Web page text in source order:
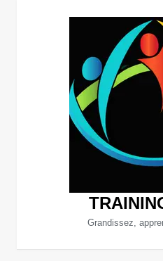
Grandissez,